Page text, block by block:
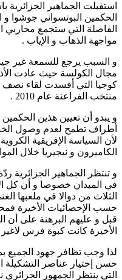
استقبلت الجماهير الجزائرية
الحكمين البوتسواني جوشوا و
الفاصلة التي ستجمع محاربي
مواجهة الذهاب و الإياب .
و السبب يرجع للسمعة غير
مجال الكولسة حيث عادت
كوجيا التي أفسدت لقاء نصف
منتخب الفراعنة عام 2010 .
و يبدو أن تعيين هذين
أطراف تطمح لعدم وصول
لأن السياسة الإفريقية
الكاميرون و نيجيريا خلال
و تنتظر الجماهير
في الميدان خصوصا و أن كل
الثلاث من دوالا في ملعبها
حسب الإحصائيات الأخيرة
قبل و عليهم البرهنة على أن
الأخيرة كانت كبوة فرس
لذا وجب تظافر جهود الجميع
حسن إختيار عناصر التشكيلة
التي ينتظر الجمهور الجزائري